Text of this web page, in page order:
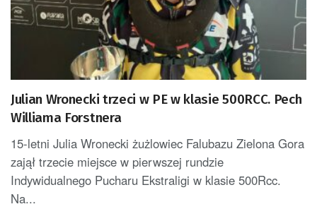
Julian Wronecki trzeci w PE w klasie 500RCC. Pech
Williama Forstnera
15-letni Julia Wronecki żużlowiec Falubazu Zielona Gora
zajął trzecie miejsce w pierwszej rundzie
Indywidualnego Pucharu Ekstraligi w klasie 500Rcc.
Na...